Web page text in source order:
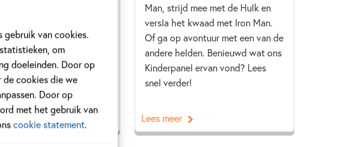
gebruik van cookies.
om
doeleinden. Door op
de cookies die we
Door op
met het gebruik van
cookie statement.
ervan vond? Lees
Man, strijd mee met de Hulk en
versla het kwaad met Iron Man.
Of ga op avontuur met een van de
andere helden. Benieuwd wat ons
Kinderpanel ervan vond? Lees
snel verder!
Lees meer